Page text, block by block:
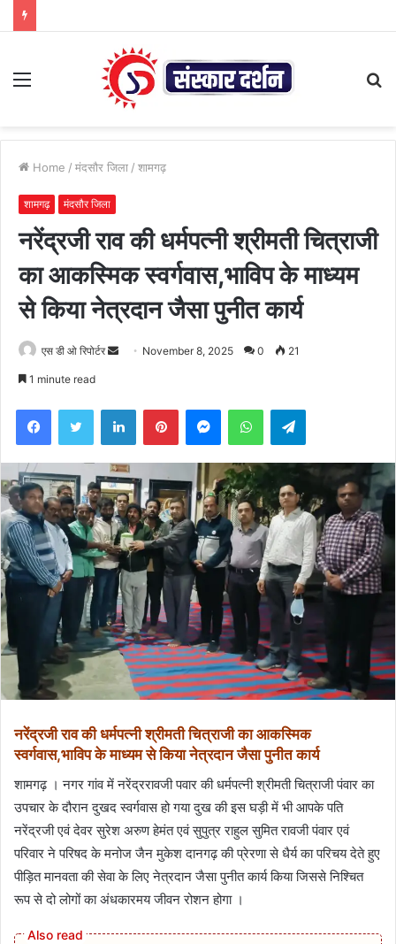
Menu
Home / मंदसौर जिला / शामगढ़
शामगढ़ मंदसौर जिला
नरेंद्रजी राव की धर्मपत्नी श्रीमती चित्राजी
का आकस्मिक स्वर्गवास,भाविप के माध्यम
से किया नेत्रदान जैसा पुनीत कार्य
एस डी ओ रिपोर्टर
Send November 8, 2025 0 21
1 minute read
FacebookTwitter LinkedInPinterestMessengerWhatsAppTelegram
नरेंद्रजी राव की धर्मपत्नी श्रीमती चित्राजी का आकस्मिक
स्वर्गवास,भाविप के माध्यम से किया नेत्रदान जैसा पुनीत कार्य
शामगढ़ । नगर गांव में नरेंद्ररावजी पवार की धर्मपत्नी श्रीमती चित्राजी पंवार का
उपचार के दौरान दुखद स्वर्गवास हो गया दुख की इस घड़ी में भी आपके पति
नरेंद्रजी एवं देवर सुरेश अरुण हेमंत एवं सुपुत्र राहुल सुमित रावजी पंवार एवं
परिवार ने परिषद के मनोज जैन मुकेश दानगढ़ की प्रेरणा से धैर्य का परिचय देते हुए
पीड़ित मानवता की सेवा के लिए नेत्रदान जैसा पुनीत कार्य किया जिससे निश्चित
रूप से दो लोगों का अंधकारमय जीवन रोशन होगा ।